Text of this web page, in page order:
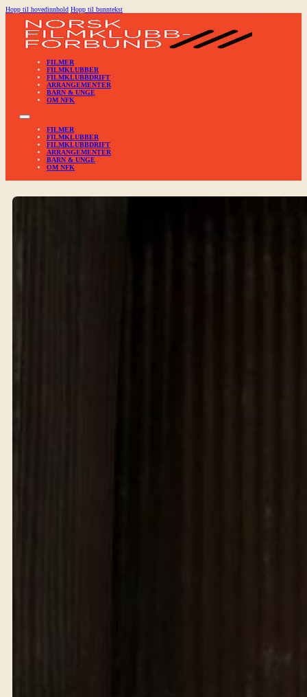
Hopp til hovedinnhold Hopp til bunntekst
FILMER
FILMKLUBBER
FILMKLUBBDRIFT
ARRANGEMENTER
BARN & UNGE
OM NFK
FILMER
FILMKLUBBER
FILMKLUBBDRIFT
ARRANGEMENTER
BARN & UNGE
OM NFK